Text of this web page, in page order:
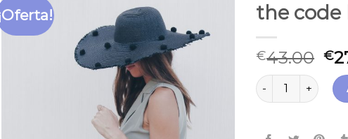
the code
€43.00 €
the code bolsos